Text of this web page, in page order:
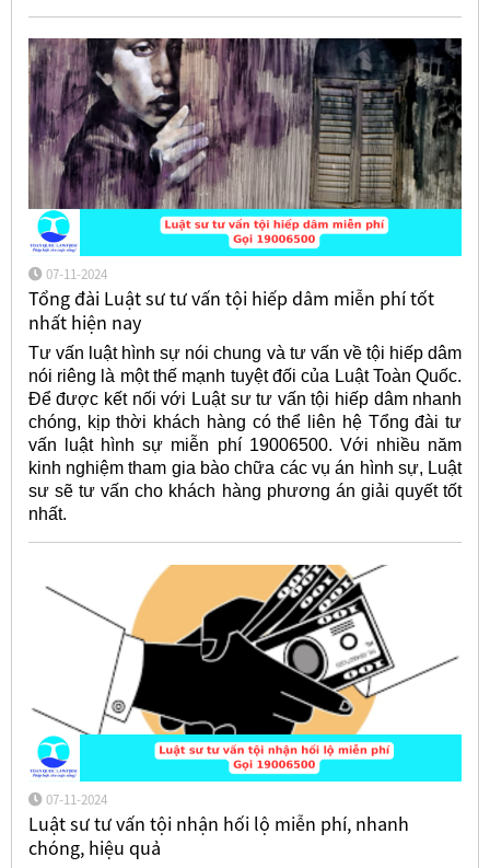
07-11-2024
Tổng đài Luật sư tư vấn tội hiếp dâm miễn phí tốt
nhất hiện nay
Tư vấn luật hình sự nói chung và tư vấn về tội hiếp dâm
nói riêng là một thế mạnh tuyệt đối của Luật Toàn Quốc.
Để được kết nối với Luật sư tư vấn tội hiếp dâm nhanh
chóng, kịp thời khách hàng có thể liên hệ Tổng đài tư
vấn luật hình sự miễn phí 19006500. Với nhiều năm
kinh nghiệm tham gia bào chữa các vụ án hình sự, Luật
sư sẽ tư vấn cho khách hàng phương án giải quyết tốt
nhất.
07-11-2024
Luật sư tư vấn tội nhận hối lộ miễn phí, nhanh
chóng, hiệu quả